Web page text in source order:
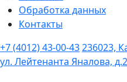
Обработка данных
Контакты
+7 (4012) 43-00-43236023,
ул. Лейтенанта Яналова, д.2